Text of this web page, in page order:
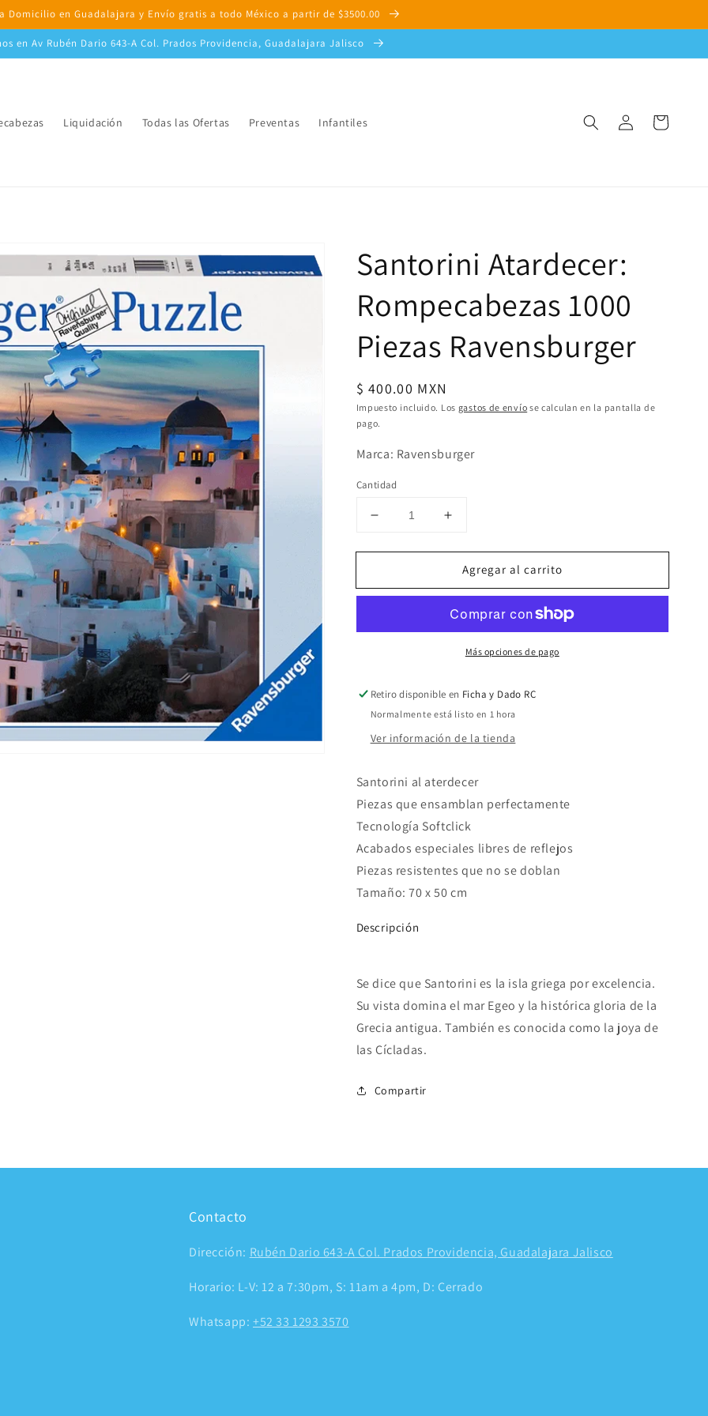
Domicilio en Guadalajara y Envío gratis a todo México a partir de $3500.00
en Av Rubén Dario 643-A Col. Prados Providencia, Guadalajara Jalisco
Liquidación Todas las Ofertas Preventas Infantiles
Iniciar
sesión
Carrito
Santorini Atardecer:
Rompecabezas 1000
Piezas Ravensburger
Precio
habitual
$ 400.00 MXN
Impuesto incluido. Los gastos de envío se calculan en la pantalla de
pago.
Marca: Ravensburger
Cantidad
Reducir
para
Atardecer:
Aumentar
para
Santorini
Atardecer:
Rompecabezas
1000
Ravensburger
Agregar al carrito
Más opciones de pago
Retiro disponible en Ficha y Dado RC
Normalmente está listo en 1 hora
Ver información de la tienda
Santorini al aterdecer
Piezas que ensamblan perfectamente
Tecnología Softclick
Acabados especiales libres de reflejos
Piezas resistentes que no se doblan
Tamaño: 70 x 50 cm
Descripción
Se dice que Santorini es la isla griega por excelencia.
Su vista domina el mar Egeo y la histórica gloria de la
Grecia antigua. También es conocida como la joya de
las Cícladas.
Compartir
Contacto
Dirección: Rubén Dario 643-A Col. Prados Providencia, Guadalajara Jalisco
Horario: L-V: 12 a 7:30pm, S: 11am a 4pm, D: Cerrado
Whatsapp: +52 33 1293 3570